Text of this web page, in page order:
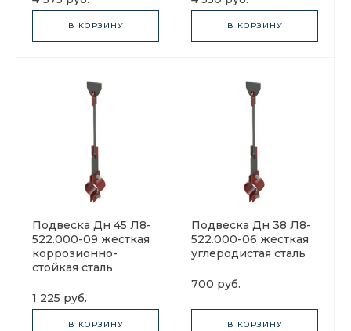
В КОРЗИНУ В КОРЗИНУ
Подвеска Дн 45 Л8-
522.000-09 жесткая
коррозионно-
стойкая сталь
1 225 руб.
В КОРЗИНУ
Подвеска Дн 38 Л8-
522.000-06 жесткая
углеродистая сталь
700 руб.
В КОРЗИНУ